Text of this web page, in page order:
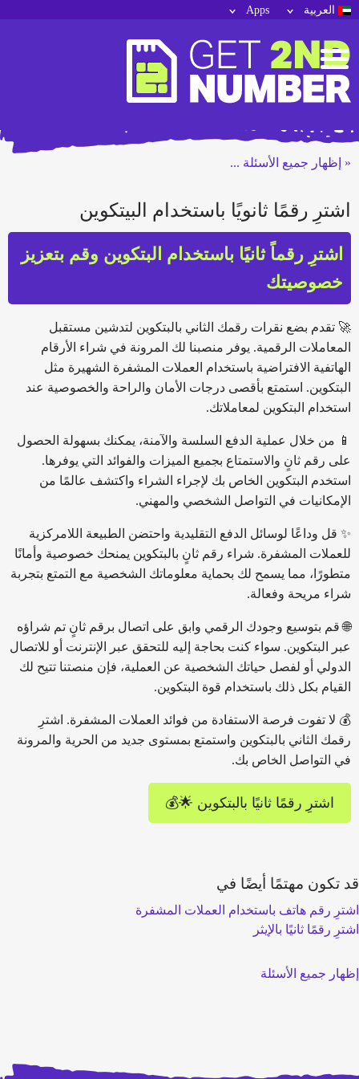
‏العربية Apps
« إظهار جميع الأسئلة ...
اشترِ رقمًا ثانويًا باستخدام البيتكوين
اشترِ رقماً ثانيًا باستخدام البتكوين وقم بتعزيز
خصوصيتك
🚀 تقدم بضع نقرات رقمك الثاني بالبتكوين لتدشين مستقبل
المعاملات الرقمية. يوفر منصبنا لك المرونة في شراء الأرقام
الهاتفية الافتراضية باستخدام العملات المشفرة الشهيرة مثل
البتكوين. استمتع بأقصى درجات الأمان والراحة والخصوصية عند
استخدام البتكوين لمعاملاتك.
📱 من خلال عملية الدفع السلسة والآمنة، يمكنك بسهولة الحصول
على رقم ثانٍ والاستمتاع بجميع الميزات والفوائد التي يوفرها.
استخدم البتكوين الخاص بك لإجراء الشراء واكتشف عالمًا من
الإمكانيات في التواصل الشخصي والمهني.
✨ قل وداعًا لوسائل الدفع التقليدية واحتضن الطبيعة اللامركزية
للعملات المشفرة. شراء رقم ثانٍ بالبتكوين يمنحك خصوصية وأمانًا
متطورًا، مما يسمح لك بحماية معلوماتك الشخصية مع التمتع بتجربة
شراء مريحة وفعالة.
🌐 قم بتوسيع وجودك الرقمي وابق على اتصال برقم ثانٍ تم شراؤه
عبر البتكوين. سواء كنت بحاجة إليه للتحقق عبر الإنترنت أو للاتصال
الدولي أو لفصل حياتك الشخصية عن العملية، فإن منصتنا تتيح لك
القيام بكل ذلك باستخدام قوة البتكوين.
💰 لا تفوت فرصة الاستفادة من فوائد العملات المشفرة. اشترِ
رقمك الثاني بالبتكوين واستمتع بمستوى جديد من الحرية والمرونة
في التواصل الخاص بك.
اشترِ رقمًا ثانيًا بالبتكوين 🌟💰
قد تكون مهتمًا أيضًا في
اشترِ رقم هاتف باستخدام العملات المشفرة
اشترِ رقمًا ثانيًا بالإيثر
إظهار جميع الأسئلة